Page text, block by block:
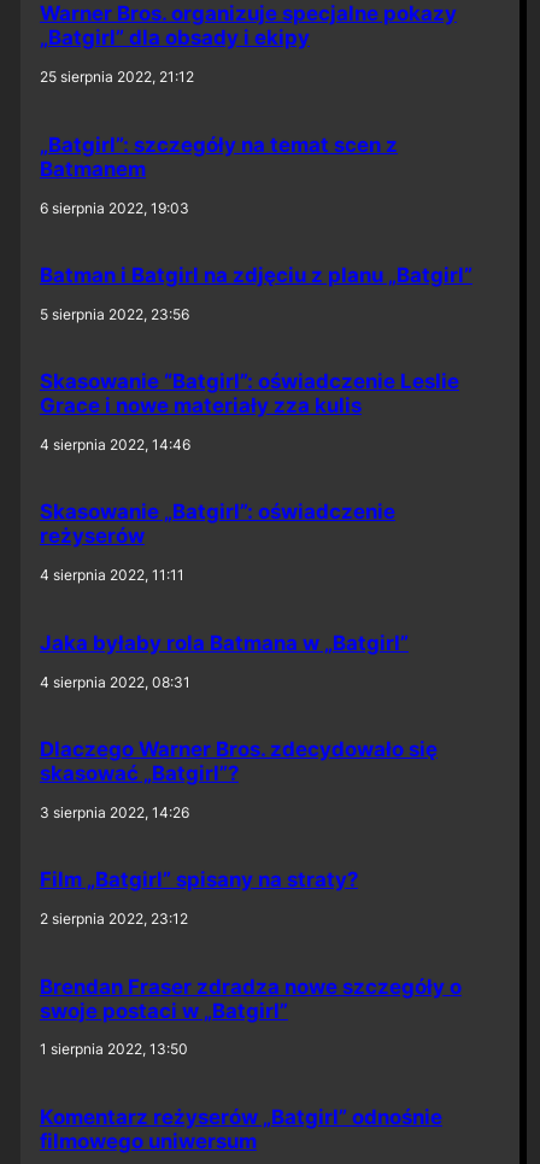
Warner Bros. organizuje specjalne pokazy
„Batgirl” dla obsady i ekipy
25 sierpnia 2022, 21:12
„Batgirl”: szczegóły na temat scen z
Batmanem
6 sierpnia 2022, 19:03
Batman i Batgirl na zdjęciu z planu „Batgirl”
5 sierpnia 2022, 23:56
Skasowanie “Batgirl”: oświadczenie Leslie
Grace i nowe materiały zza kulis
4 sierpnia 2022, 14:46
Skasowanie „Batgirl”: oświadczenie
reżyserów
4 sierpnia 2022, 11:11
Jaka byłaby rola Batmana w „Batgirl”
4 sierpnia 2022, 08:31
Dlaczego Warner Bros. zdecydowało się
skasować „Batgirl”?
3 sierpnia 2022, 14:26
Film „Batgirl” spisany na straty?
2 sierpnia 2022, 23:12
Brendan Fraser zdradza nowe szczegóły o
swoje postaci w „Batgirl”
1 sierpnia 2022, 13:50
Komentarz reżyserów „Batgirl” odnośnie
filmowego uniwersum